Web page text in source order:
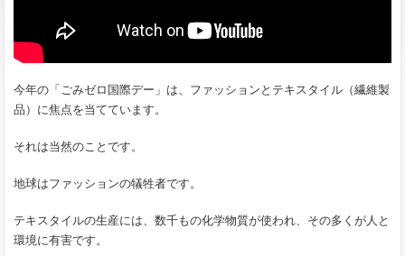
今年の「ごみゼロ国際デー」は、ファッションとテキスタイル（繊維製
品）に焦点を当てています。
それは当然のことです。
地球はファッションの犠牲者です。
テキスタイルの生産には、数千もの化学物質が使われ、その多くが人と
環境に有害です。